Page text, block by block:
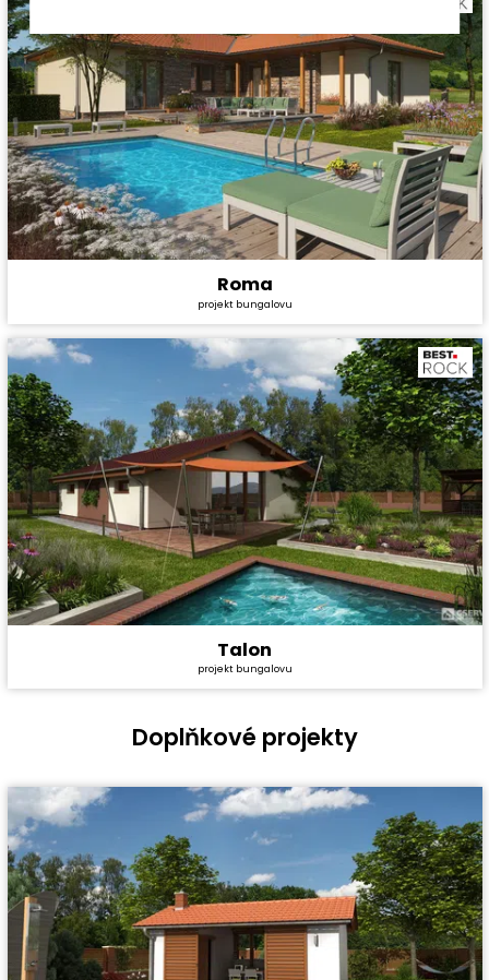
Dispozice:
5+1
Užitná plocha:
147,8 m²
Roma
projekt bungalovu
Dispozice:
4+1
Talon
projekt bungalovu
Doplňkové projekty